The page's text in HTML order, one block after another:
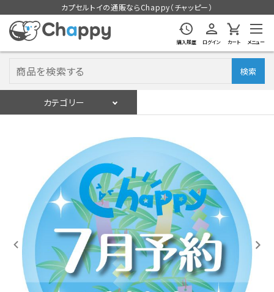
カプセルトイの通販ならChappy（チャッピー）
購入履歴 ログイン カート メニュー
検索
カテゴリー
入荷スケジュールをチェック
カプセルトイマシン本体
カプセルトイ
販促用空カプセル